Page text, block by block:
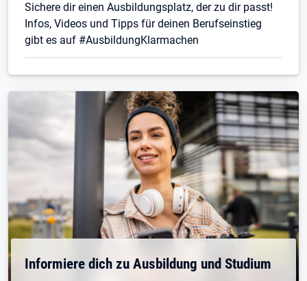
Sichere dir einen Ausbildungsplatz, der zu dir passt!
Infos, Videos und Tipps für deinen Berufseinstieg
gibt es auf #AusbildungKlarmachen
Informiere dich zu Ausbildung und Studium